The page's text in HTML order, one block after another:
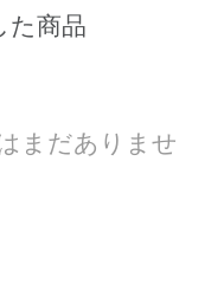
た商品
まだありませ